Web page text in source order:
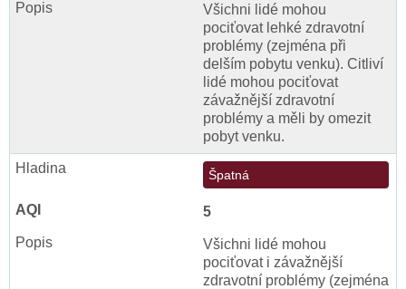
Všichni lidé mohou
pociťovat lehké zdravotní
problémy (zejména při
delším pobytu venku). Citliví
lidé mohou pociťovat
závažnější zdravotní
problémy a měli by omezit
pobyt venku.
Špatná
5
Všichni lidé mohou
pociťovat i závažnější
zdravotní problémy (zejména